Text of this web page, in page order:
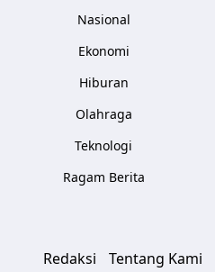
Nasional
Ekonomi
Hiburan
Olahraga
Teknologi
Ragam Berita
Redaksi Tentang Kami